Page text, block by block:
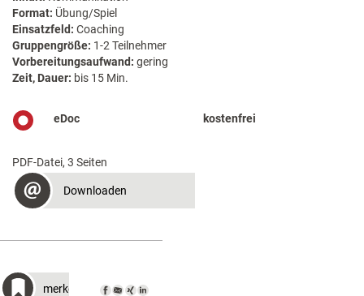
Format: Übung/Spiel
Einsatzfeld: Coaching
Gruppengröße: 1-2 Teilnehmer
Vorbereitungsaufwand: gering
Zeit, Dauer: bis 15 Min.
eDoc kostenfrei
PDF-Datei, 3 Seiten
Downloaden
merken